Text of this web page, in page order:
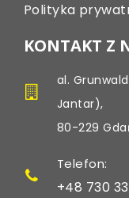
Polityka
KONTAKT Z
al.
Jantar),
80-229
Telefon:
+48 730